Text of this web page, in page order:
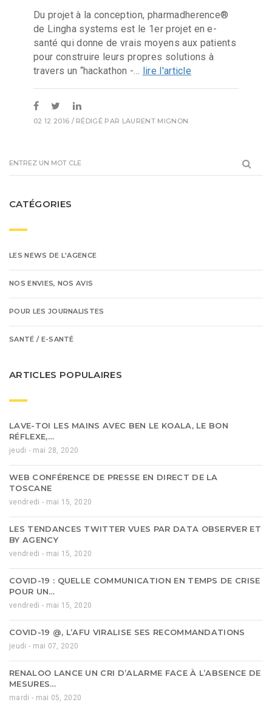
Du projet à la conception, pharmadherence®
de Lingha systems est le 1er projet en e-
santé qui donne de vrais moyens aux patients
pour construire leurs propres solutions à
travers un “hackathon -... lire l'article
02 12 2016 / RÉDIGÉ PAR LAURENT MIGNON
CATÉGORIES
LES NEWS DE L'AGENCE
NOS ENVIES, NOS AVIS
POUR LES JOURNALISTES
SANTÉ / E-SANTÉ
ARTICLES POPULAIRES
LAVE-TOI LES MAINS AVEC BEN LE KOALA, LE BON
RÉFLEXE,…
jeudi - mai 28, 2020
WEB CONFÉRENCE DE PRESSE EN DIRECT DE LA
TOSCANE
vendredi - mai 15, 2020
LES TENDANCES TWITTER VUES PAR DATA OBSERVER ET
BY AGENCY
vendredi - mai 15, 2020
COVID-19 : QUELLE COMMUNICATION EN TEMPS DE CRISE
POUR UN…
vendredi - mai 15, 2020
COVID-19 @, L’AFU VIRALISE SES RECOMMANDATIONS
jeudi - mai 07, 2020
RENALOO LANCE UN CRI D’ALARME FACE À L’ABSENCE DE
MESURES…
mardi - mai 05, 2020